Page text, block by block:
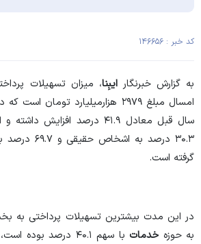
کد خبر : ۱۴۶۶۵۶
به گزارش خبرنگارایبِنا
امسال مبلغ ۲۹۷۹ هزارمیلیارد
سال قبل معادل ۴۱.۹ درصد
۳۰.۳ درصد
گرفته است.
در این مدت بیشترین تسهیلات پرداختی به
به حوزه خدمات با سهم ۴۰.۱ درصد بوده است، همچنین بخش